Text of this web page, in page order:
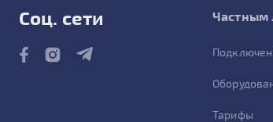
Соц. сети Частным
Тарифы